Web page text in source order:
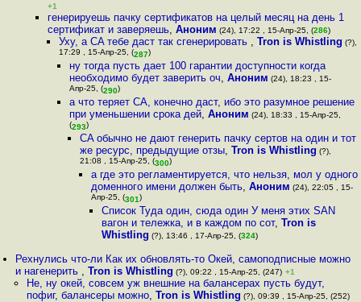
+1
генерируешь пачку сертификатов на целый месяц на день 1
сертификат и заверяешь,Аноним (24), 17:22 , 15-Апр-25, (286)
Уху, а CA тебе даст так сгенерировать , Tron is Whistling (?),
17:29 , 15-Апр-25, (287)
ну тогда пусть дает 100 гарантии доступности когда
необходимо будет заверить оч, Аноним (24), 18:23 , 15-
Апр-25, (290)
а что теряет СА, конечно даст, ибо это разумное решение
при уменьшении срока дей, Аноним (24), 18:33 , 15-Апр-25,
(293)
CA обычно не дают генерить пачку сертов на один и тот
же ресурс, предыдущие отзы,Tron is Whistling (?),
21:08 , 15-Апр-25, (300)
а где это регламентируется, что нельзя, мол у одного
доменного имени должен быть, Аноним (24), 22:05 , 15-
Апр-25, (301)
Список Туда один, сюда один У меня этих SAN
вагон и тележка, и в каждом по сот, Tron is
Whistling (?), 13:46 , 17-Апр-25, (324)
Рехнулись что-ли Как их обновлять-то Окей, самоподписные можно
и нагенерить ,Tron is Whistling (?), 09:22 , 15-Апр-25, (247) +1
Не, ну окей, совсем уж внешние на балансерах пусть будут,
пофиг, балансеры можно, Tron is Whistling (?), 09:39 , 15-Апр-25, (252)